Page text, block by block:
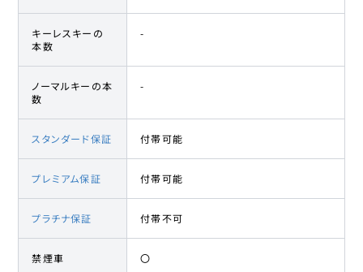
キーレスキーの
本数
-
ノーマルキーの本
数
-
スタンダード保証 付帯可能
プレミアム保証 付帯可能
プラチナ保証 付帯不可
禁煙車 〇